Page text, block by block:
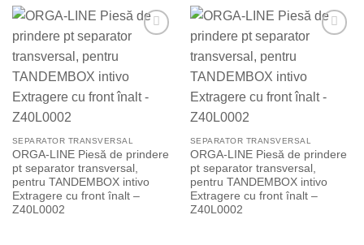
SEPARATOR TRANSVERSAL
ORGA-LINE Piesă de prindere
pt separator transversal,
pentru TANDEMBOX intivo
Extragere cu front înalt –
Z40L0002
SEPARATOR TRANSVERSAL
ORGA-LINE Piesă de prindere
pt separator transversal,
pentru TANDEMBOX intivo
Extragere cu front înalt –
Z40L0002